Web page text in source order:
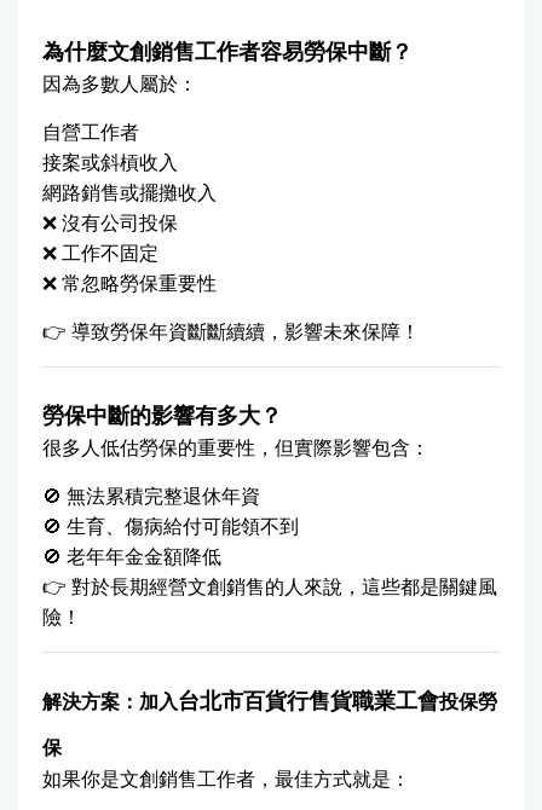
為什麼文創銷售工作者容易勞保中斷？
因為多數人屬於：
自營工作者
接案或斜槓收入
網路銷售或擺攤收入
❌ 沒有公司投保
❌ 工作不固定
❌ 常忽略勞保重要性
👉 導致勞保年資斷斷續續，影響未來保障！
勞保中斷的影響有多大？
很多人低估勞保的重要性，但實際影響包含：
🚫 無法累積完整退休年資
🚫 生育、傷病給付可能領不到
🚫 老年年金金額降低
👉 對於長期經營文創銷售的人來說，這些都是關鍵風
險！
解決方案：加入台北市百貨行售貨職業工會投保勞
保
如果你是文創銷售工作者，最佳方式就是：